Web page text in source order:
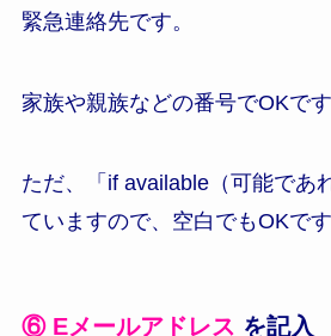
緊急連絡先です。
家族や親族などの番号でOKです
ただ、「if available（可能であ
ていますので、空白でもOKです
⑥ Eメールアドレス を記入